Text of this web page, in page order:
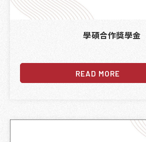
學碩合作獎學金
READ MORE